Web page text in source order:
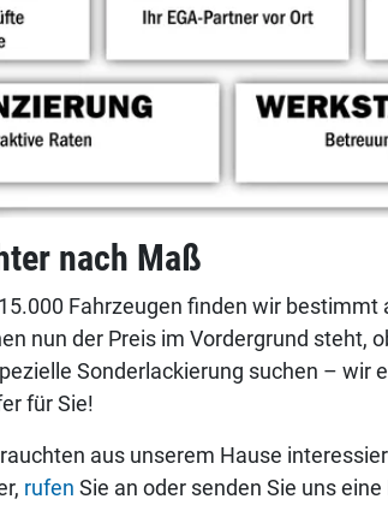
nach Maß
Fahrzeugen finden wir bestimmt
nun der Preis im Vordergrund steht,
Sonderlackierung suchen – wir
für Sie!
aus unserem Hause
rufen Sie an oder senden Sie uns eine